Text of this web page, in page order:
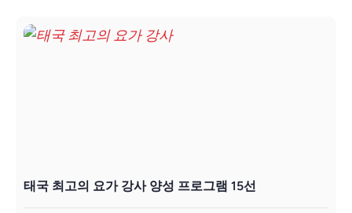
태국 최고의 요가 강사 양성 프로그램 15선